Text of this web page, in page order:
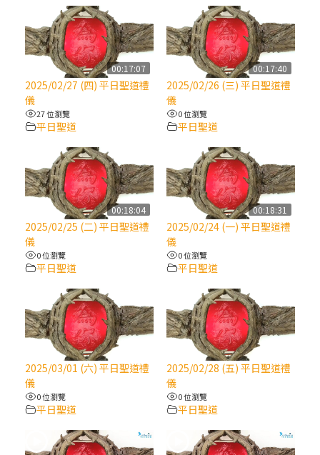
(2)黃敏正主教帶你做「四旬期避靜」—【逾
越的智慧】：七項齋戒的意義與益處
【信仰之旅】第九集：「如果你的痛苦比快
樂多」—歐義明神父 / 應芝莉老師
(1)黃敏正主教帶你做「四旬期避靜」—【逾
越的智慧】：聖方濟的靈修，「不占為己
有」
【信仰之旅】第八集：「耶穌為什麼降生到
人世」—高樂祈修女
2025/10/10【萬物讚頌頌歌 – 太陽與生態音
樂會】紀念聖方濟與已逝教宗方濟各（中）
2025/10/10【萬物讚頌頌歌 – 太陽與生態音
樂會】紀念聖方濟與已逝教宗方濟各（下）
2025/10/10【萬物讚頌頌歌 – 太陽與生態音
樂會】紀念聖方濟與已逝教宗方濟各（上）
(9完結)黃敏正主教帶你做【將臨期避靜】—
00:17:07
2025/02/27 (四) 平日聖道禮
儀
27 位瀏覽
平日聖道
00:17:40
2025/02/26 (三) 平日聖道禮
儀
0 位瀏覽
平日聖道
00:18:04
2025/02/25 (二) 平日聖道禮
儀
0 位瀏覽
平日聖道
00:18:31
2025/02/24 (一) 平日聖道禮
儀
0 位瀏覽
平日聖道
2025/03/01 (六) 平日聖道禮
儀
0 位瀏覽
平日聖道
2025/02/28 (五) 平日聖道禮
儀
0 位瀏覽
平日聖道